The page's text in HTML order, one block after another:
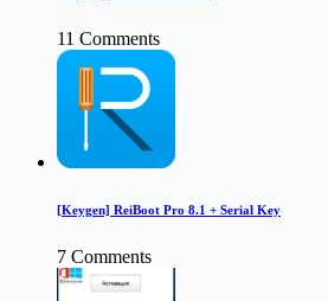
11 Comments
[Keygen] ReiBoot Pro 8.1 + Serial Key
7 Comments